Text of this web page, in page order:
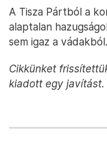
A Tisza Pártból a
alaptalan
sem igaz a vádakból.
Cikkünket
kiadott egy javítást.